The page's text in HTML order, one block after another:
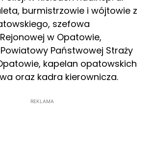
burmistrzowie i wójtowie z
szefowa
w Opatowie,
Państwowej Straży
kapelan opatowskich
oraz kadra kierownicza.
REKLAMA